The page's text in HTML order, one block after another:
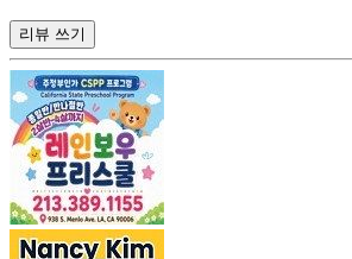
리뷰 쓰기